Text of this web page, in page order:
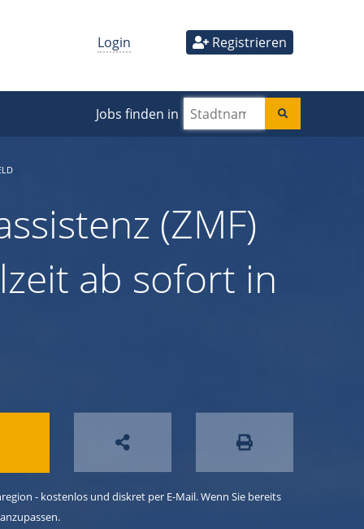
Login Registrieren
Jobs finden in
(ZMF)
ab sofort in
- kostenlos und diskret per E-Mail. Wenn Sie bereits